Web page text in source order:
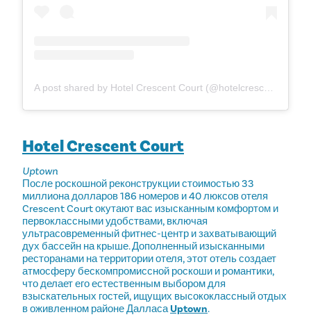
Hotel Crescent Court
Uptown
После роскошной реконструкции стоимостью 33
миллиона долларов 186 номеров и 40 люксов отеля
Crescent Court окутают вас изысканным комфортом и
первоклассными удобствами, включая
ультрасовременный фитнес-центр и захватывающий
дух бассейн на крыше. Дополненный изысканными
ресторанами на территории отеля, этот отель создает
атмосферу бескомпромиссной роскоши и романтики,
что делает его естественным выбором для
взыскательных гостей, ищущих высококлассный отдых
в оживленном районе ДалласаUptown.